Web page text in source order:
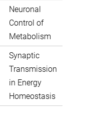
Neuronal
Control of
Metabolism
Synaptic
Transmission
in Energy
Homeostasis